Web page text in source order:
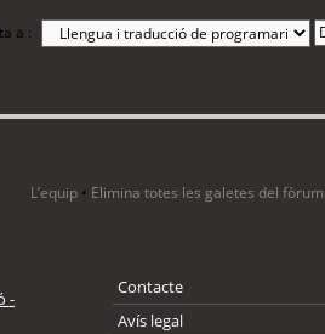
a :
L’equip • Elimina totes les galetes del fòrum
-
Contacte
Avís legal